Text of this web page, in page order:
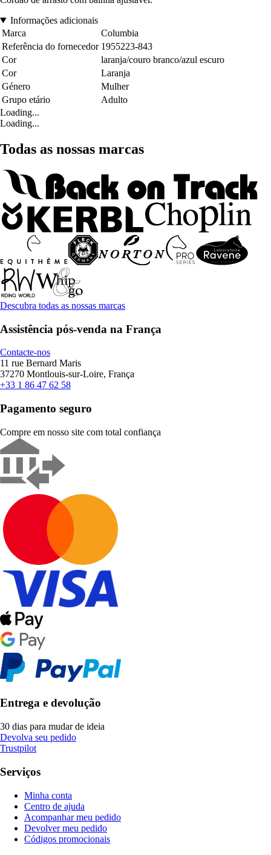
Informações adicionais
Marca
Columbia
Referência do fornecedor 1955223-843
Cor
laranja/couro branco/azul escuro
Cor
Laranja
Género
Mulher
Grupo etário
Adulto
Loading...
Loading...
Todas as nossas marcas
Descubra todas as nossas marcas
Assistência pós-venda na França
Contacte-nos
11 rue Bernard Maris
37270 Montlouis-sur-Loire, França
+33 1 86 47 62 58
Pagamento seguro
Compre em nosso site com total confiança
Entrega e devolução
30 dias para mudar de ideia
Devolva seu pedido
Trustpilot
Serviços
Minha conta
Centro de ajuda
Acompanhar meu pedido
Devolver meu pedido
Códigos promocionais